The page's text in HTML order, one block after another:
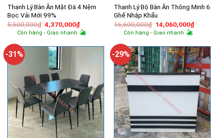
Thanh Lý Bàn Ăn Mặt Đá 4 Nệm
Bọc Vải Mới 99%
5,500,000₫ Giá
gốc
là:
4,370,000₫Giá
hiện
tại
4,370,000₫.
Còn hàng - Giao nhanh
Thanh Lý Bộ Bàn Ăn Thông Minh 6
Ghế Nhập Khẩu
16,600,000₫ Giá
gốc
là:
14,060,000₫Giá
hiện
Còn hàng - Giao nhanh
-31% -29%